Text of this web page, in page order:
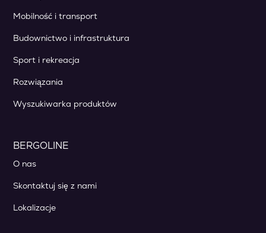
Mobilność i transport
Budownictwo i infrastruktura
Sport i rekreacja
Rozwiązania
Wyszukiwarka produktów
BERGOLINE
O nas
Skontaktuj się z nami
Lokalizacje